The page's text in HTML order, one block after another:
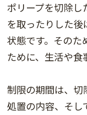
ポリープを切除
を取ったりした
状態です。そのた
ために、生活や食
制限の期間は、切
処置の内容、そし